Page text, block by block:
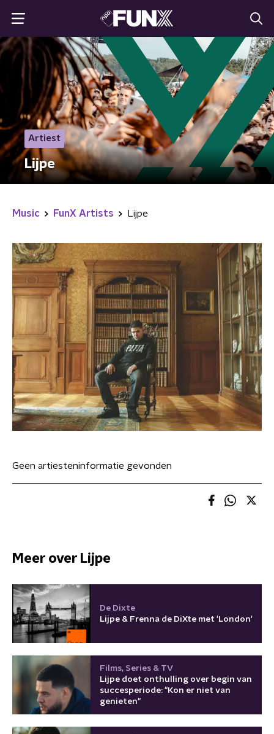
Artiest
Lijpe
Music FunX Artists Lijpe
Geen artiesteninformatie gevonden
Meer over Lijpe
De Dixte
Lijpe & Frenna de DiXte met 'London'
Films, Series & TV
Lijpe doet onthulling over begin van
succesperiode: "Kon er niet van
genieten"